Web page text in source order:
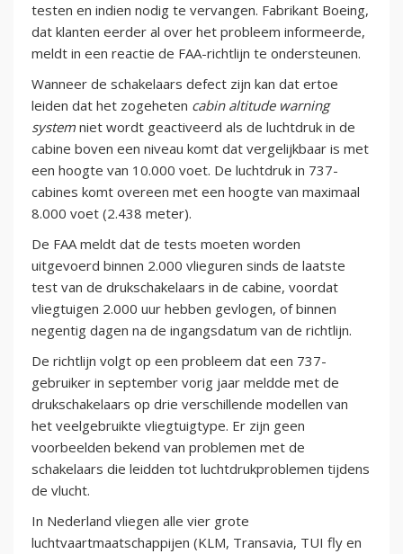
testen en indien nodig te vervangen. Fabrikant Boeing,
dat klanten eerder al over het probleem informeerde,
meldt in een reactie de FAA-richtlijn te ondersteunen.
Wanneer de schakelaars defect zijn kan dat ertoe
leiden dat het zogeheten cabin altitude warning
system niet wordt geactiveerd als de luchtdruk in de
cabine boven een niveau komt dat vergelijkbaar is met
een hoogte van 10.000 voet. De luchtdruk in 737-
cabines komt overeen met een hoogte van maximaal
8.000 voet (2.438 meter).
De FAA meldt dat de tests moeten worden
uitgevoerd binnen 2.000 vlieguren sinds de laatste
test van de drukschakelaars in de cabine, voordat
vliegtuigen 2.000 uur hebben gevlogen, of binnen
negentig dagen na de ingangsdatum van de richtlijn.
De richtlijn volgt op een probleem dat een 737-
gebruiker in september vorig jaar meldde met de
drukschakelaars op drie verschillende modellen van
het veelgebruikte vliegtuigtype. Er zijn geen
voorbeelden bekend van problemen met de
schakelaars die leidden tot luchtdrukproblemen tijdens
de vlucht.
In Nederland vliegen alle vier grote
luchtvaartmaatschappijen (KLM, Transavia, TUI fly en